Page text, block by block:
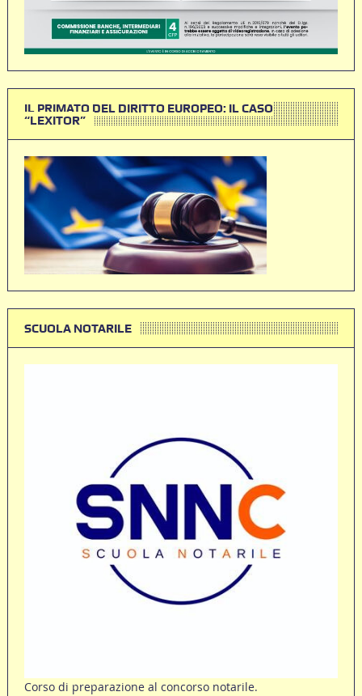
IL PRIMATO DEL DIRITTO EUROPEO: IL CASO
“LEXITOR”
SCUOLA NOTARILE
Corso di preparazione al concorso notarile.